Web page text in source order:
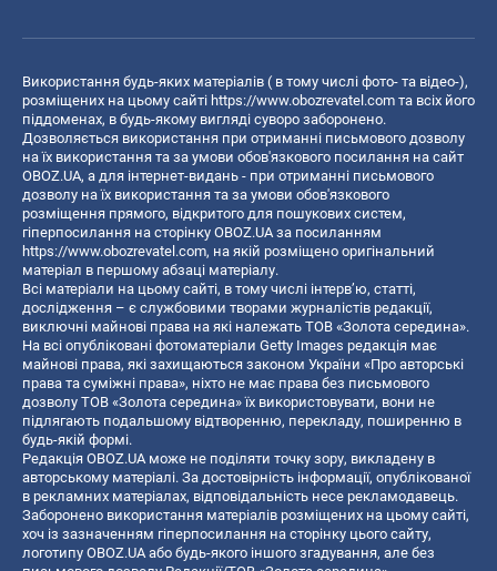
Використання будь-яких матеріалів ( в тому числі фото- та відео-),
розміщених на цьому сайті https://www.obozrevatel.com та всіх його
піддоменах, в будь-якому вигляді суворо заборонено.
Дозволяється використання при отриманні письмового дозволу
на їх використання та за умови обов'язкового посилання на сайт
OBOZ.UA, а для інтернет-видань - при отриманні письмового
дозволу на їх використання та за умови обов'язкового
розміщення прямого, відкритого для пошукових систем,
гіперпосилання на сторінку OBOZ.UA за посиланням
https://www.obozrevatel.com, на якій розміщено оригінальний
матеріал в першому абзаці матеріалу.
Всі матеріали на цьому сайті, в тому числі інтерв’ю, статті,
дослідження – є службовими творами журналістів редакції,
виключні майнові права на які належать ТОВ «Золота середина».
На всі опубліковані фотоматеріали Getty Images редакція має
майнові права, які захищаються законом України «Про авторські
права та суміжні права», ніхто не має права без письмового
дозволу ТОВ «Золота середина» їх використовувати, вони не
підлягають подальшому відтворенню, перекладу, поширенню в
будь-якій формі.
Редакція OBOZ.UA може не поділяти точку зору, викладену в
авторському матеріалі. За достовірність інформації, опублікованої
в рекламних матеріалах, відповідальність несе рекламодавець.
Заборонено використання матеріалів розміщених на цьому сайті,
хоч із зазначенням гіперпосилання на сторінку цього сайту,
логотипу OBOZ.UA або будь-якого іншого згадування, але без